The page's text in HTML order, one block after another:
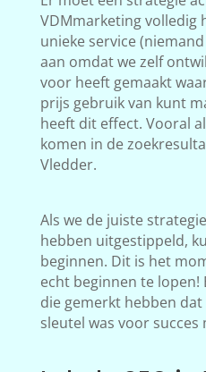
VDMmarketing volledig
unieke service
aan omdat we zelf
voor heeft gemaakt
prijs gebruik van kunt
heeft dit effect. Vooral
komen in de
Vledder.
Als we de juiste
hebben uitgestippeld,
beginnen. Dit is het
echt beginnen te lopen!
die gemerkt hebben dat
sleutel was voor